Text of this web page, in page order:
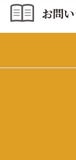
お問